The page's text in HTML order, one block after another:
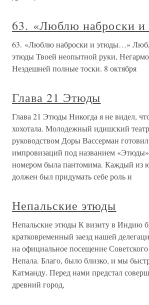
63. «Люблю наброски
63. «Люблю наброски и этюды…»
этюды Твоей неопытной руки,
Нездешней полные тоски. 8 октября
Глава 21 Этюды
Глава 21 Этюды Никогда я не видел,
хохотала. Молодежный идишский
руководством Доры Вассерман
импровизаций под названием
номером была пантомима. Каждый из
должен был придумать себе роль и
Непальские этюды
Непальские этюды К визиту в Индию
кратковременный заезд нашей
на официальное посещение
Непала. Благо, было близко, и мы
Катманду. Перед нами предстал
древний город,